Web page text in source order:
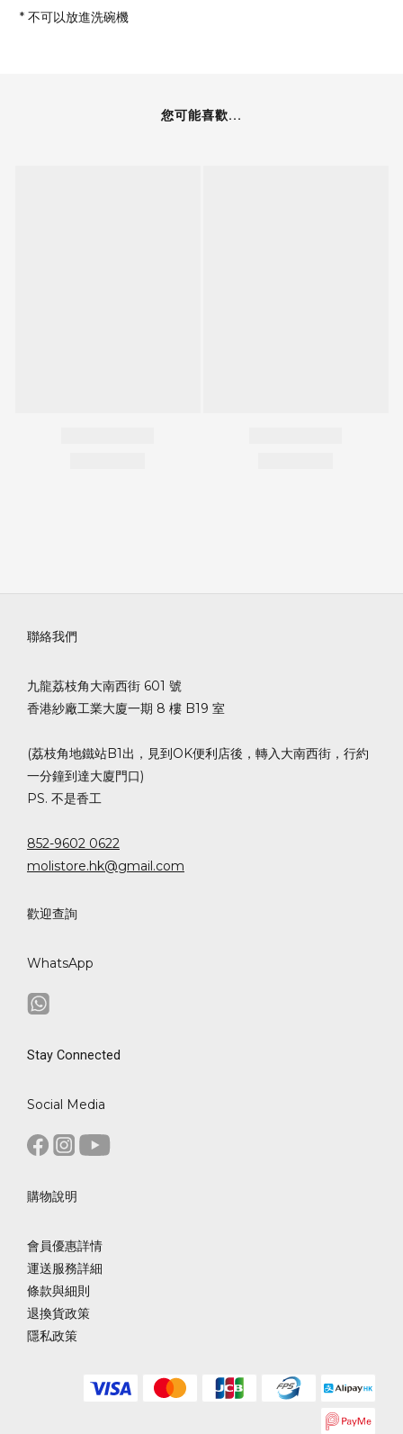
* 不可以放進洗碗機
您可能喜歡...
聯絡我們
九龍荔枝角大南西街 601 號
香港紗廠工業大廈一期 8 樓 B19 室
(荔枝角地鐵站B1出，見到OK便利店後，轉入大南西街，行約
一分鐘到達大廈門口)
PS. 不是香工
852-9602 0622
molistore.hk@gmail.com
歡迎查詢
WhatsApp
Stay Connected
Social Media
購物說明
會員優惠詳情
運送服務詳細
條款與細則
退換貨政策
隱私政策